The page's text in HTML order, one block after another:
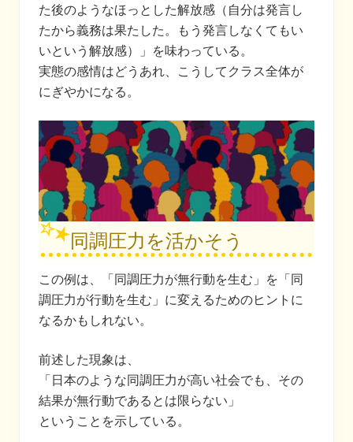
た後のようなほっとした解放感（自分は発言し
たから義務は果たした。もう発言しなくてもい
いという解放感）」を味わっている。
実態の感情はどうあれ、こうしてクラス全体が
にぎやかになる。
同調圧力を活かそう
この例は、「同調圧力が無行動を生む」を「同
調圧力が行動を生む」に変えるためのヒントに
なるかもしれない。
前述した現象は、
「日本のような同調圧力が高い社会でも、その
結果が無行動であるとは限らない」
ということを示している。